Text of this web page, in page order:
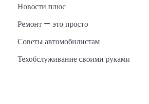
Новости плюс
Ремонт — это просто
Советы автомобилистам
Техобслуживание своими руками